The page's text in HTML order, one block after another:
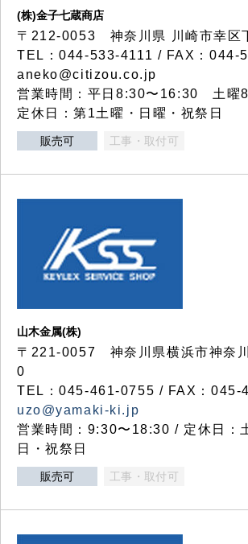
(株)金子七蔵商店
〒212-0053 神奈川県 川崎市幸区
TEL：044-533-4111 / FAX：044-
aneko@citizou.co.jp
営業時間：平日8:30〜16:30 土曜
定休日：第1土曜・日曜・祝祭日
販売可 工事・取付可
山木金属(株)
〒221-0057 神奈川県横浜市神奈
0
TEL：045-461-0755 / FAX：045-
uzo@yamaki-ki.jp
営業時間：9:30〜18:30 / 定休日：
日・祝祭日
販売可 工事・取付可